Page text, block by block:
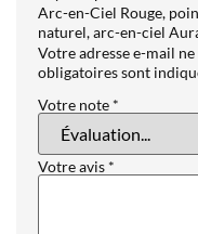
Arc-en-Ciel Rouge,
naturel, arc-en-ciel
Votre adresse e-mail
obligatoires sont
Votre note *
Votre avis *